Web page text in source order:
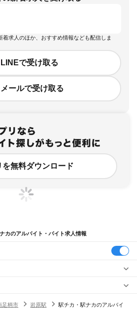
着求人のほか、おすすめ情報なども配信しま
LINEで受け取る
メールで受け取る
を無料ダウンロード
カのアルバイト・バイト求人情報
足柄市 岩原駅
駅チカ・駅ナカのアルバイ